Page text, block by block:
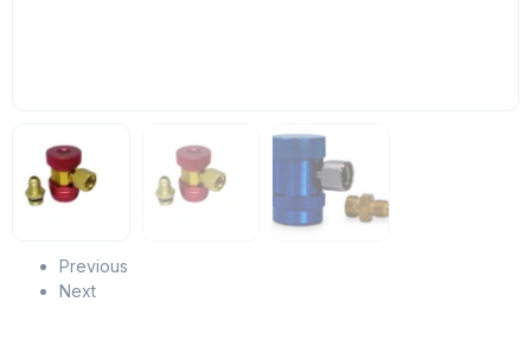
Previous
Next